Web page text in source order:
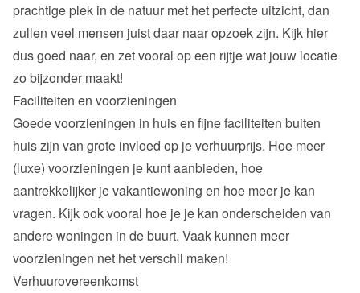
prachtige plek in de natuur met het perfecte uitzicht, dan
zullen veel mensen juist daar naar opzoek zijn. Kijk hier
dus goed naar, en zet vooral op een rijtje wat jouw locatie
zo bijzonder maakt!
Faciliteiten en voorzieningen
Goede voorzieningen in huis en fijne faciliteiten buiten
huis zijn van grote invloed op je verhuurprijs. Hoe meer
(luxe) voorzieningen je kunt aanbieden, hoe
aantrekkelijker je vakantiewoning en hoe meer je kan
vragen. Kijk ook vooral hoe je je kan onderscheiden van
andere woningen in de buurt. Vaak kunnen meer
voorzieningen net het verschil maken!
Verhuurovereenkomst